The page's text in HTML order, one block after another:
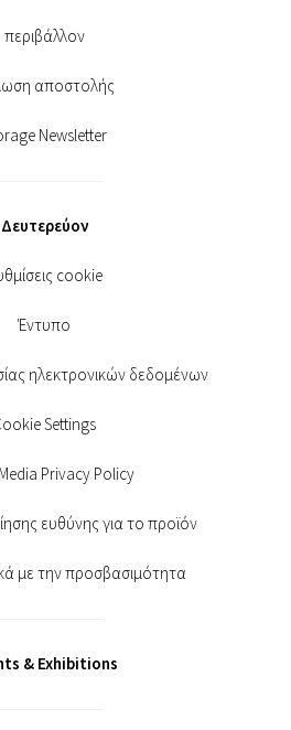
περιβάλλον
αποστολής
Newsletter
Δευτερεύον
cookie
Έντυπο
ηλεκτρονικών δεδομένων
Settings
Privacy Policy
ευθύνης για το προϊόν
με την προσβασιμότητα
& Exhibitions